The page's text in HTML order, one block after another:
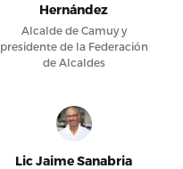
Hernández
Alcalde de Camuy y
presidente de la Federación
de Alcaldes
Lic Jaime Sanabria